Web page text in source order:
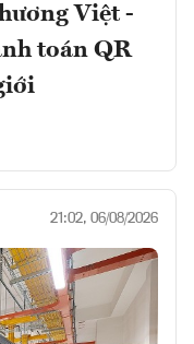
Việt -
toán QR
21:02, 06/08/2026